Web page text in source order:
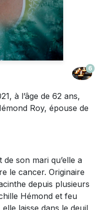
6
à l’âge de 62 ans,
Roy, épouse de
de son mari qu’elle a
le cancer. Originaire
depuis plusieurs
Hémond et feu